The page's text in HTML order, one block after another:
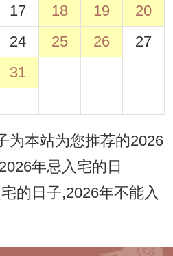
17 18 19
20
24 25 26
27
31
为本站为您推荐的2026
年忌入宅的日
的日子,2026年不能入